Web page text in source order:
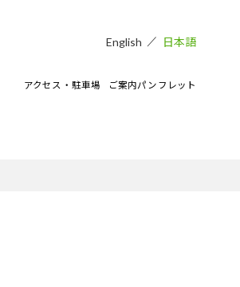
English 日本語
アクセス・駐車場 ご案内パンフレット